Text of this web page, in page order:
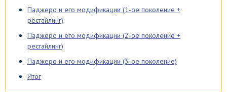
Паджеро и его модификации (1-ое поколение +
рестайлинг)
Паджеро и его модификации (2-ое поколение +
рестайлинг)
Паджеро и его модификации (3-ое поколение)
Итог